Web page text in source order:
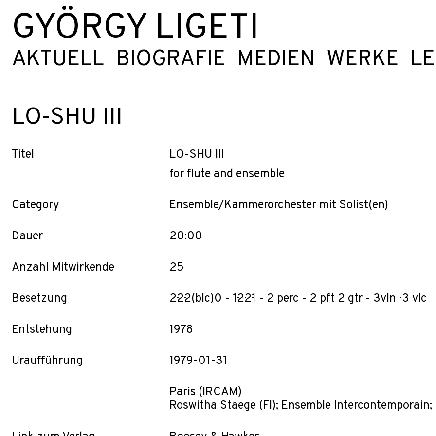
GYÖRGY LIGETI
AKTUELL BIOGRAFIE MEDIEN WERKE
LO-SHU III
Titel
LO-SHU III
for flute and ensemble
Category Ensemble/Kammerorchester mit Solist(en)
Dauer 20:00
Anzahl Mitwirkende 25
Besetzung 2·2·2·(blc)·0 - 1·2·2·1 - 2 perc - 2 pft· 2 gtr - 3vln · 3 vlc
Entstehung 1978
Uraufführung 1979-01-31
Paris (IRCAM)
Roswitha Staege (Fl); Ensemble